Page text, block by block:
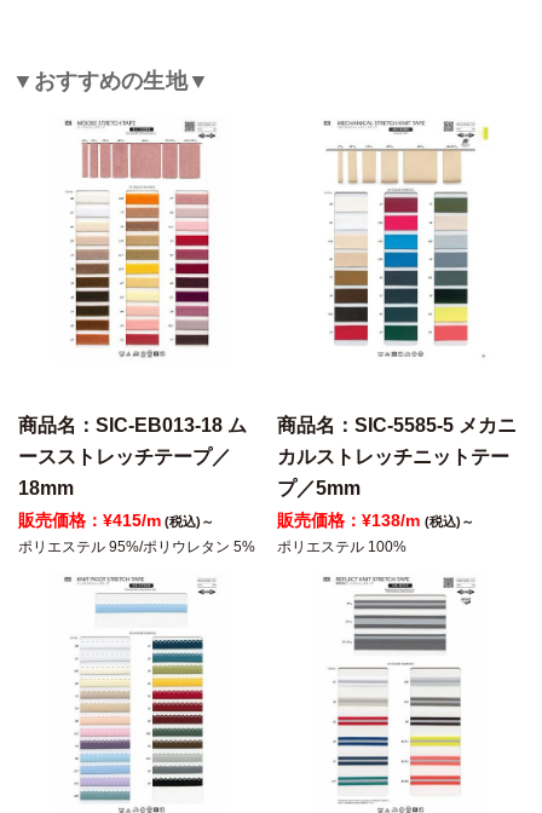
▼おすすめの生地▼
商品名：SIC-EB013-18 ム
ースストレッチテープ／
18mm
販売価格：¥415/m (税込)～
ポリエステル 95%/ポリウレタン 5%
商品名：SIC-5585-5 メカニ
カルストレッチニットテー
プ／5mm
販売価格：¥138/m (税込)～
ポリエステル 100%